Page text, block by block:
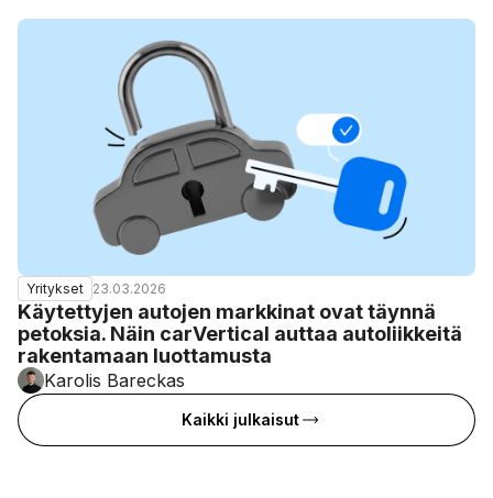
Yritykset 23.03.2026
Käytettyjen autojen markkinat ovat täynnä
petoksia. Näin carVertical auttaa autoliikkeitä
rakentamaan luottamusta
Karolis Bareckas
Kaikki julkaisut